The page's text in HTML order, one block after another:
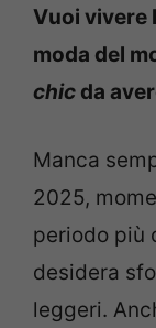
Vuoi vivere
moda del
chic da
Manca
2025,
periodo più
desidera
leggeri.